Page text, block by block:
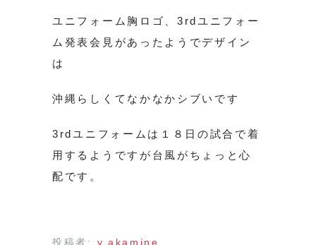
ユニフォーム胸ロゴ、3rdユニフォー
ム発表会見があったようでデザイン
は
沖縄らしくてなかなかシブいです
3rdユニフォームは１８日の試合で着
用するようですが台風がちょっと心
配です。
投稿者: y.akamine